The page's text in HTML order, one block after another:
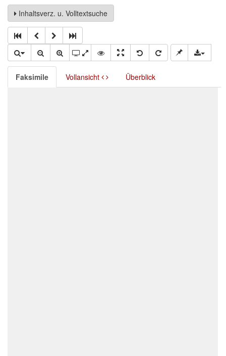
Inhaltsverz. u. Volltextsuche
Faksimile Vollansicht Überblick